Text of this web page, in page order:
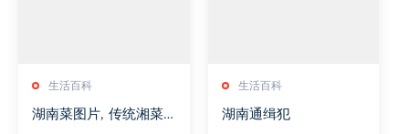
生活百科
湖南菜图片, 传统湘菜
生活百科
湖南通缉犯